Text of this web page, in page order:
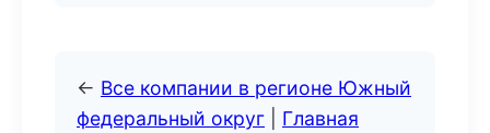
← Все компании в регионе Южный
федеральный округ
Главная